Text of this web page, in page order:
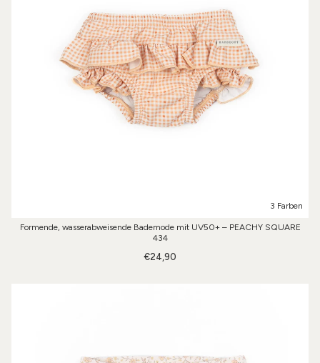
3 Farben
Formende, wasserabweisende Bademode mit UV50+ – PEACHY SQUARE
434
€24,90